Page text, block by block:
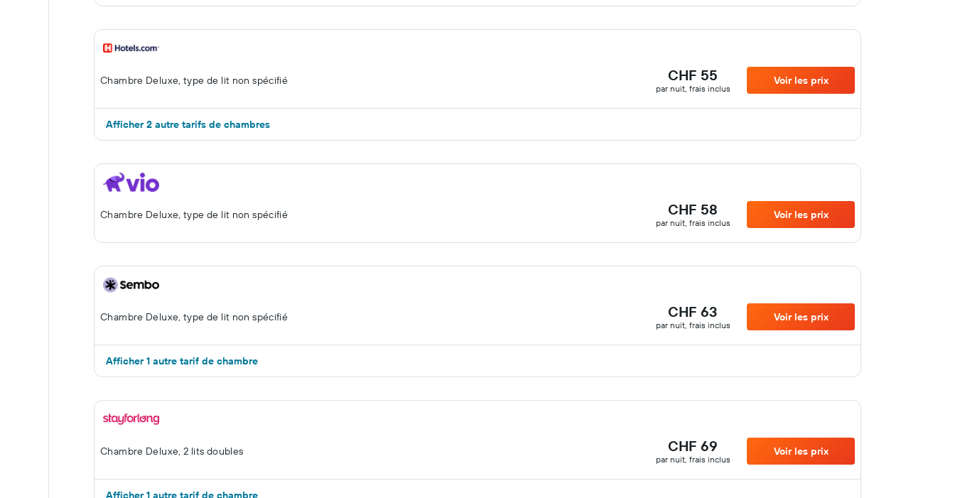
Chambre Deluxe, type de lit non spécifié CHF 55
par nuit, frais inclus
Voir les prix
Afficher 2 autre tarifs de chambres
Chambre Deluxe, type de lit non spécifié CHF 58
par nuit, frais inclus
Voir les prix
Chambre Deluxe, type de lit non spécifié CHF 63
par nuit, frais inclus
Voir les prix
Afficher 1 autre tarif de chambre
Chambre Deluxe, 2 lits doubles CHF 69
par nuit, frais inclus
Voir les prix
Afficher 1 autre tarif de chambre